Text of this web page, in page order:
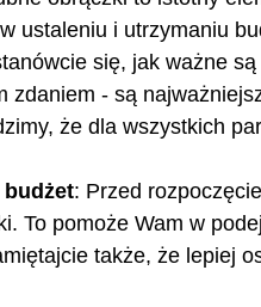
ustaleniu i utrzymaniu
się, jak ważne
zdaniem - są
że dla wszystkich
budżet
: Przed
To pomoże Wam w
także, że lepiej